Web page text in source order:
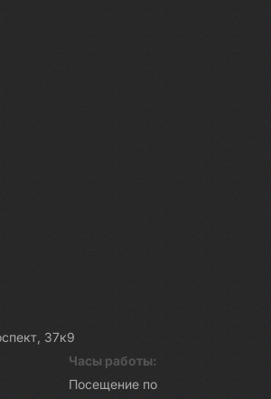
37к9
Часы работы:
Посещение по